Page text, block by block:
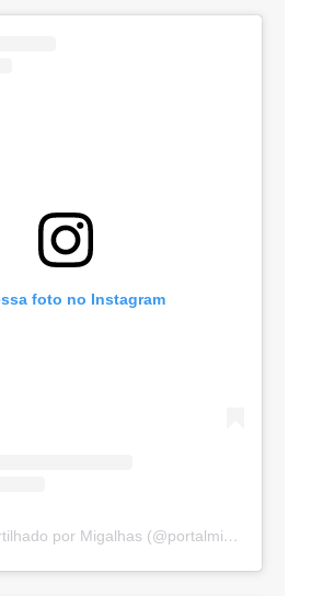
foto no Instagram
Um post compartilhado por Migalhas (@portalmigalhas)